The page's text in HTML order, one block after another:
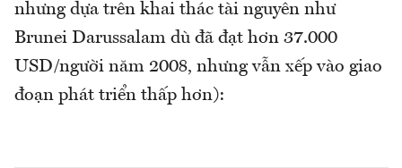
nhưng dựa trên khai thác tài nguyên như
Brunei Darussalam dù đã đạt hơn 37.000
USD/người năm 2008, nhưng vẫn xếp vào giao
đoạn phát triển thấp hơn):